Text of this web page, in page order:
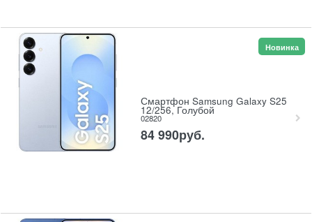
Смартфон Samsung Galaxy S25
12/256, Голубой
02820
84 990руб.
Новинка